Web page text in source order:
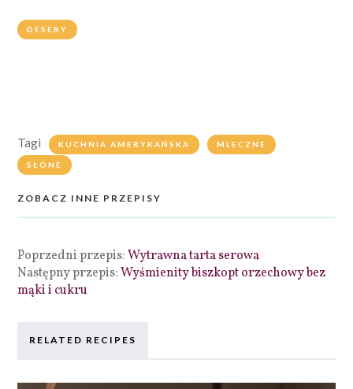
DESERY
Tagi KUCHNIA AMERYKAŃSKA MLECZNE
SŁONE
ZOBACZ INNE PRZEPISY
Poprzedni przepis:Wytrawna tarta serowa
Następny przepis:Wyśmienity biszkopt orzechowy bez
mąki i cukru
RELATED RECIPES